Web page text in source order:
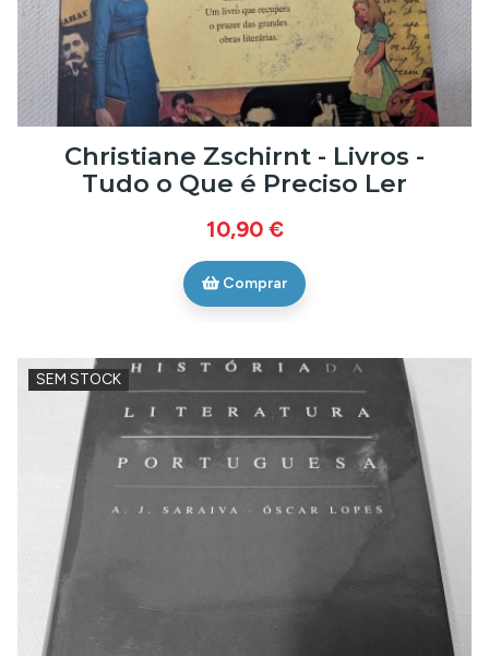
Christiane Zschirnt - Livros -
Tudo o Que é Preciso Ler
10,90 €
Comprar
SEM STOCK